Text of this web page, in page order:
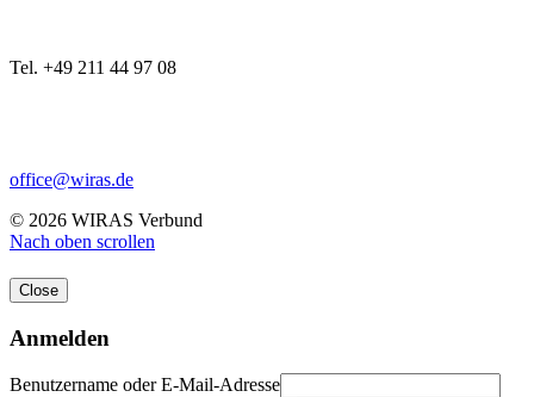
Tel. +49 211 44 97 08
office@wiras.de
© 2026 WIRAS Verbund
Nach oben scrollen
Close
Anmelden
Benutzername oder E-Mail-Adresse